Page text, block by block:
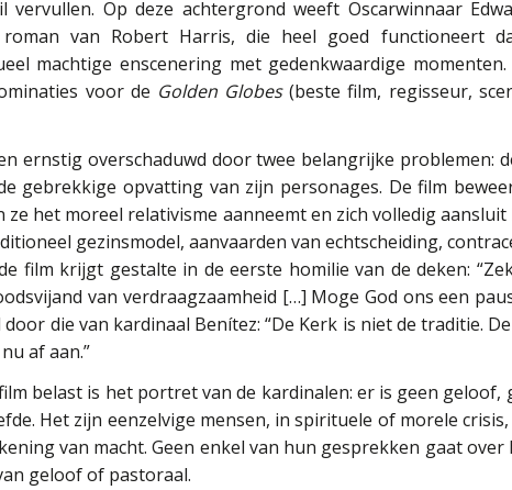
Op deze achtergrond weeft Oscarwinnaar
van Robert Harris, die heel goed functioneert
machtige enscenering met gedenkwaardige
voor de Golden Globes(beste film, regisseur,
ernstig overschaduwd door twee belangrijke problemen:
gebrekkige opvatting van zijn personages. De film
het moreel relativisme aanneemt en zich volledig
gezinsmodel, aanvaarden van echtscheiding,
film krijgt gestalte in de eerste homilie van de deken:
van verdraagzaamheid […] Moge God ons een
die van kardinaal Benítez: “De Kerk is niet de traditie.
af aan.”
belast is het portret van de kardinalen: er is geen geloof,
Het zijn eenzelvige mensen, in spirituele of morele
van macht. Geen enkel van hun gesprekken gaat over
geloof of pastoraal.